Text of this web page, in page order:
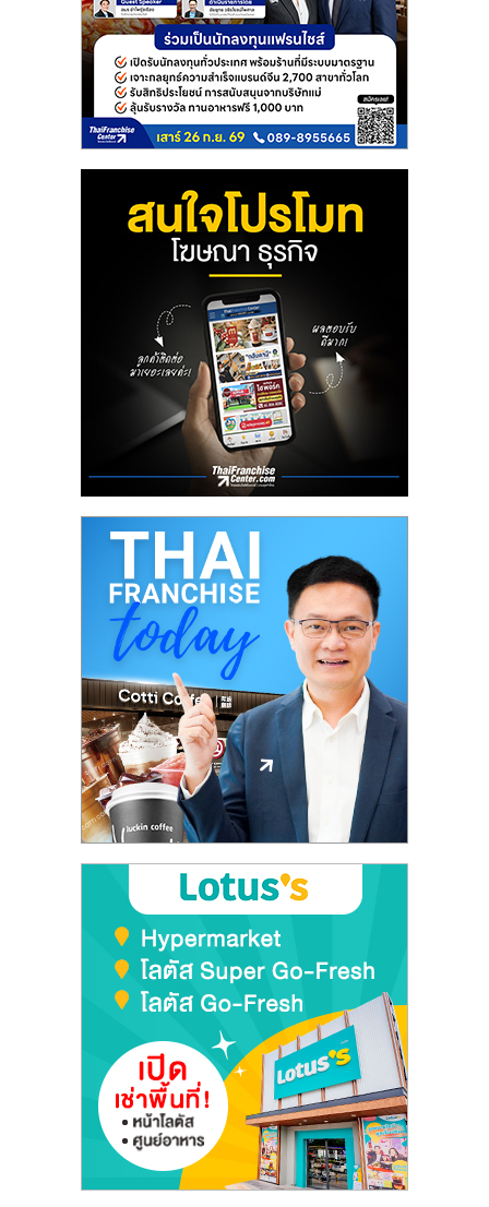
ไชส์
ขาย
หน้า
ปรึกษา
การ
ลงทุน
และ
ขยาย
ไชส์,